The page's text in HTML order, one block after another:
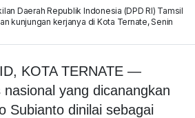
Daerah Republik Indonesia (DPD RI) Tamsil
kunjungan kerjanya di Kota Ternate, Senin
KOTA TERNATE —
yang dicanangkan
Subianto dinilai sebagai